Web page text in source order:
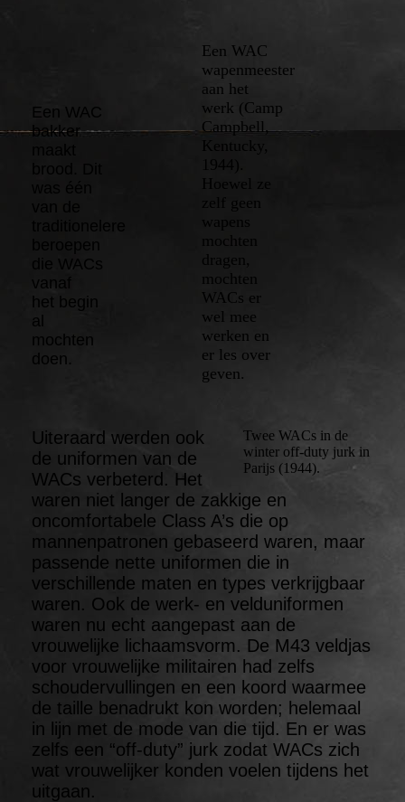
Een WAC
bakker
die WACs
vanaf
het begin
al
mochten
doen.
Een WAC
wapenmeester
aan het
werk (Camp
Campbell,
mochten
dragen,
mochten
WACs er
wel mee
werken en
er les over
geven.
Twee WACs in de
winter off-duty jurk in
Parijs (1944).
Uiteraard werden ook
de uniformen van de
WACs verbeterd. Het
waren niet langer de zakkige en
oncomfortabele Class A’s die op
mannenpatronen gebaseerd waren, maar
passende nette uniformen die in
verschillende maten en types verkrijgbaar
waren. Ook de werk- en velduniformen
waren nu echt aangepast aan de
vrouwelijke lichaamsvorm. De M43 veldjas
voor vrouwelijke militairen had zelfs
schoudervullingen en een koord waarmee
de taille benadrukt kon worden; helemaal
in lijn met de mode van die tijd. En er was
zelfs een “off-duty” jurk zodat WACs zich
wat vrouwelijker konden voelen tijdens het
uitgaan.